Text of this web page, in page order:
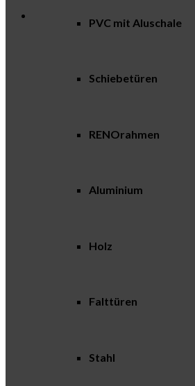
PVC mit Aluschale
Schiebetüren
RENOrahmen
Aluminium
Holz
Falttüren
Stahl